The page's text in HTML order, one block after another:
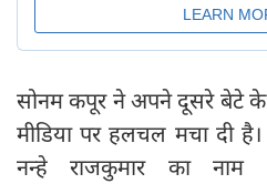
सोनम कपूर ने अपने दूसरे बेटे
मीडिया पर हलचल मचा दी
नन्हे राजकुमार का